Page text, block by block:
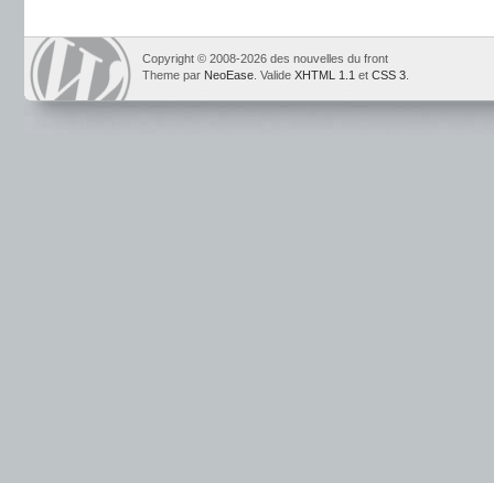
Copyright © 2008-2026 des nouvelles du front
Theme par NeoEase . Valide XHTML 1.1 et CSS 3